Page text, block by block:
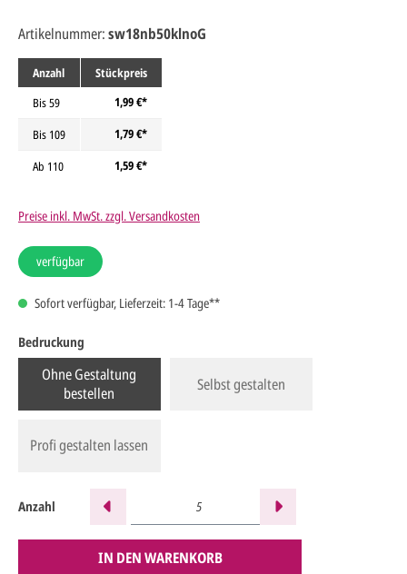
Anzahl
Stückpreis
Bis59
1,99 €*
Bis 109
1,79 €*
Ab 110 1,59 €*
Preise inkl. MwSt. zzgl. Versandkosten
verfügbar
Sofort verfügbar, Lieferzeit: 1-4 Tage**
Bedruckung
Ohne Gestaltung
bestellen
Selbst gestalten
Profi gestalten lassen
Anzahl
IN DEN WARENKORB
Artikelnummer:sw18nb50klnoG